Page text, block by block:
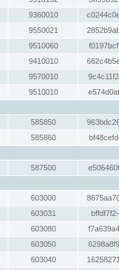
9360010
9550021
9510060
9410010
9570010
9510010
585850
585860
587500
603000
603031
603080
603050
603040